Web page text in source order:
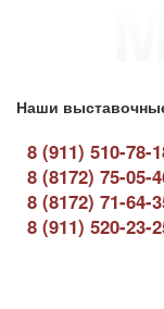
Наши
8 (911) 510-78-
8 (8172) 75-05-
8 (8172) 71-64-
8 (911) 520-23-